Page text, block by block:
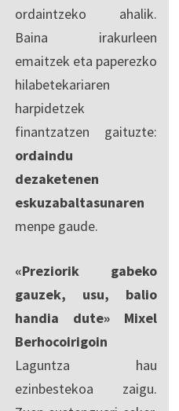
ordaintzeko ahalik.
Baina irakurleen
emaitzek eta paperezko
hilabetekariaren
harpidetzek
finantzatzen gaituzte:
ordaindu
dezaketenen
eskuzabaltasunaren
menpe gaude.
«Preziorik gabeko
gauzek, usu, balio
handia dute» Mixel
Berhocoirigoin
Laguntza hau
ezinbestekoa zaigu.